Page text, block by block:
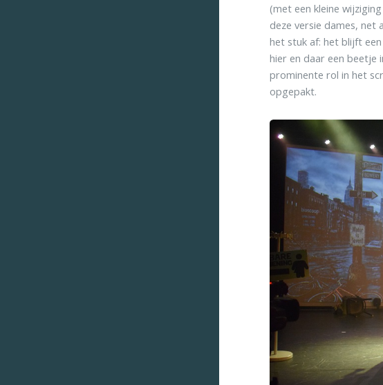
(met een kleine
deze versie dames, net
het stuk af: het blijft
hier en daar een beetje
prominente rol in het
opgepakt.